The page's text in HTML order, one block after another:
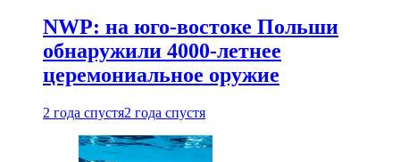
NWP: на юго-востоке Польши
обнаружили 4000-летнее
церемониальное оружие
2 года спустя2 года спустя